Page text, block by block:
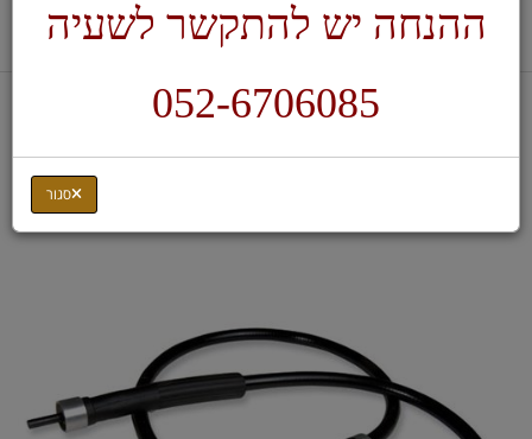
לעגלת הקניות
כלים חשמליים לגילוף ופיסול
ההנחה יש להתקשר לשעיה
052-6706085
סגור